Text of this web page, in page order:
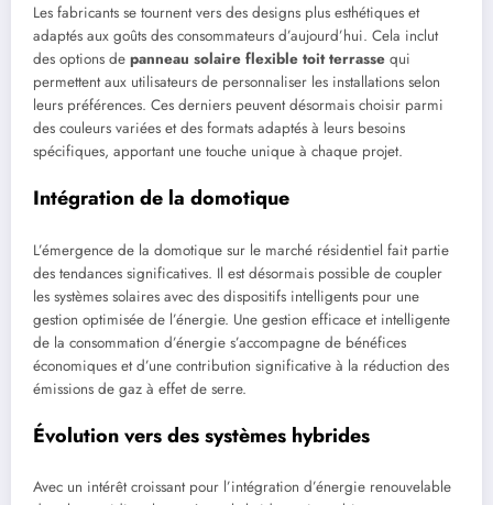
Les fabricants se tournent vers des designs plus esthétiques et
adaptés aux goûts des consommateurs d’aujourd’hui. Cela inclut
des options de panneau solaire flexible toit terrasse qui
permettent aux utilisateurs de personnaliser les installations selon
leurs préférences. Ces derniers peuvent désormais choisir parmi
des couleurs variées et des formats adaptés à leurs besoins
spécifiques, apportant une touche unique à chaque projet.
Intégration de la domotique
L’émergence de la domotique sur le marché résidentiel fait partie
des tendances significatives. Il est désormais possible de coupler
les systèmes solaires avec des dispositifs intelligents pour une
gestion optimisée de l’énergie. Une gestion efficace et intelligente
de la consommation d’énergie s’accompagne de bénéfices
économiques et d’une contribution significative à la réduction des
émissions de gaz à effet de serre.
Évolution vers des systèmes hybrides
Avec un intérêt croissant pour l’intégration d’énergie renouvelable